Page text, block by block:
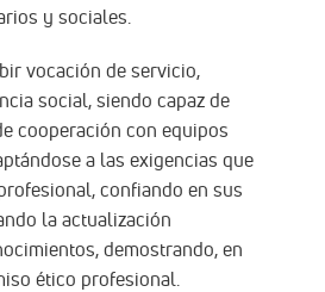
y sociales.
vocación de servicio,
social, siendo capaz de
cooperación con equipos
a las exigencias que
confiando en sus
la actualización
demostrando, en
ético profesional.